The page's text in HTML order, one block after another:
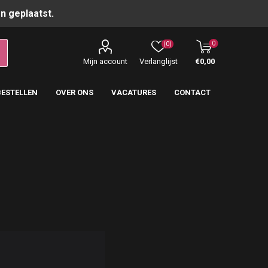
geplaatst.
Mijn account Verlanglijst
(0) 0
€0,00
OVER ONS VACATURES CONTACT